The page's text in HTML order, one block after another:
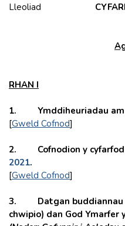
Lleoliad
RHAN I
1. Ymddiheuriadau
[Gweld Cofnod]
2. Cofnodion y
2021.
[Gweld Cofnod]
3. Datgan buddiannau
chwipio) dan God Ymarfer